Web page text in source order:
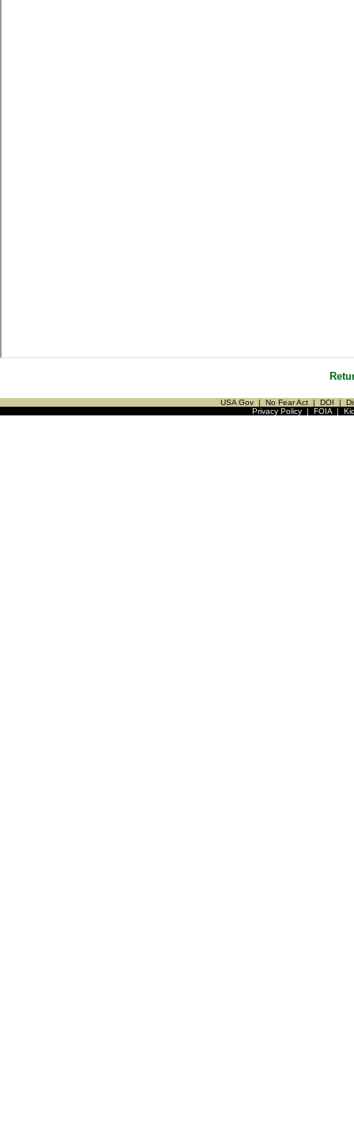
USA Gov | No Fear Act | DOI |
Privacy Policy| FOIA|